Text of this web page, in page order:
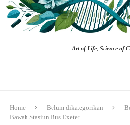
Art of Life, Science of
Home Belum dikategorikan
Bawah Stasiun Bus Exeter